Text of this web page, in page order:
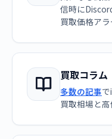
信時に
買取価格アラ
買取コラム
多数の記事
買取相場と